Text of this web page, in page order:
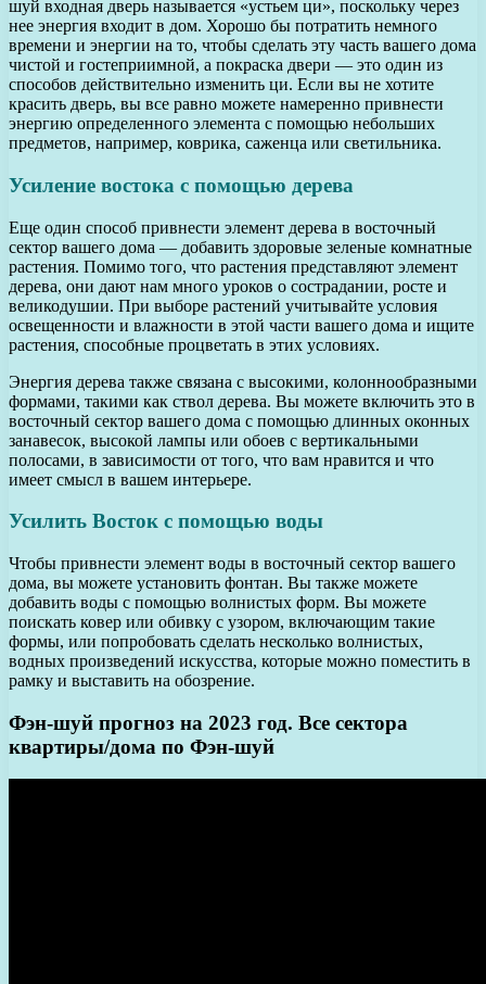
шуй входная дверь называется «устьем ци», поскольку через
нее энергия входит в дом. Хорошо бы потратить немного
времени и энергии на то, чтобы сделать эту часть вашего дома
чистой и гостеприимной, а покраска двери — это один из
способов действительно изменить ци. Если вы не хотите
красить дверь, вы все равно можете намеренно привнести
энергию определенного элемента с помощью небольших
предметов, например, коврика, саженца или светильника.
Усиление востока с помощью дерева
Еще один способ привнести элемент дерева в восточный
сектор вашего дома — добавить здоровые зеленые комнатные
растения. Помимо того, что растения представляют элемент
дерева, они дают нам много уроков о сострадании, росте и
великодушии. При выборе растений учитывайте условия
освещенности и влажности в этой части вашего дома и ищите
растения, способные процветать в этих условиях.
Энергия дерева также связана с высокими, колоннообразными
формами, такими как ствол дерева. Вы можете включить это в
восточный сектор вашего дома с помощью длинных оконных
занавесок, высокой лампы или обоев с вертикальными
полосами, в зависимости от того, что вам нравится и что
имеет смысл в вашем интерьере.
Усилить Восток с помощью воды
Чтобы привнести элемент воды в восточный сектор вашего
дома, вы можете установить фонтан. Вы также можете
добавить воды с помощью волнистых форм. Вы можете
поискать ковер или обивку с узором, включающим такие
формы, или попробовать сделать несколько волнистых,
водных произведений искусства, которые можно поместить в
рамку и выставить на обозрение.
Фэн-шуй прогноз на 2023 год. Все сектора
квартиры/дома по Фэн-шуй